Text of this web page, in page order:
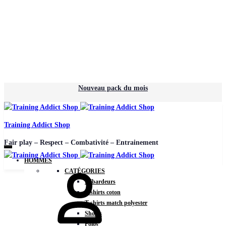
Nouveau pack du mois
Training Addict Shop
Fair play – Respect – Combativité – Entrainement
HOMMES
CATÉGORIES
Débardeurs
T-shirts coton
T-shirts match polyester
Shorts
Polos